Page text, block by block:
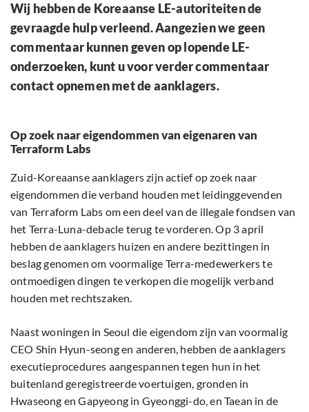
Wij hebben de Koreaanse LE-autoriteiten de
gevraagde hulp verleend. Aangezien we geen
commentaar kunnen geven op lopende LE-
onderzoeken, kunt u voor verder commentaar
contact opnemen met de aanklagers.
Op zoek naar eigendommen van eigenaren van
Terraform Labs
Zuid-Koreaanse aanklagers zijn actief op zoek naar
eigendommen die verband houden met leidinggevenden
van Terraform Labs om een deel van de illegale fondsen van
het Terra-Luna-debacle terug te vorderen. Op 3 april
hebben de aanklagers huizen en andere bezittingen in
beslag genomen om voormalige Terra-medewerkers te
ontmoedigen dingen te verkopen die mogelijk verband
houden met rechtszaken.
Naast woningen in Seoul die eigendom zijn van voormalig
CEO Shin Hyun-seong en anderen, hebben de aanklagers
executieprocedures aangespannen tegen hun in het
buitenland geregistreerde voertuigen, gronden in
Hwaseong en Gapyeong in Gyeonggi-do, en Taean in de